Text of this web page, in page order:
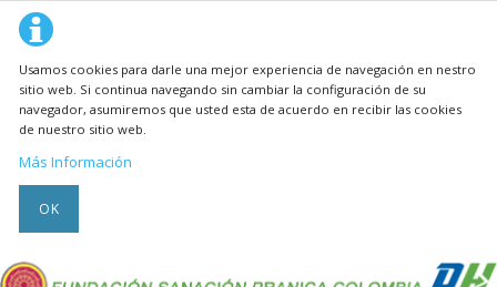
Usamos cookies para darle una mejor experiencia de navegación en nestro
sitio web. Si continua navegando sin cambiar la configuración de su
navegador, asumiremos que usted esta de acuerdo en recibir las cookies
de nuestro sitio web.
Más Información
OK